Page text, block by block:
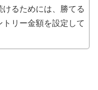
るためには、勝てる
リー金額を設定して